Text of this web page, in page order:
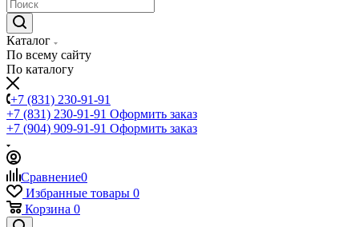
Каталог
По всему сайту
По каталогу
+7 (831) 230-91-91
+7 (831) 230-91-91 Оформить заказ
+7 (904) 909-91-91 Оформить заказ
Сравнение0
Избранные товары 0
Корзина 0